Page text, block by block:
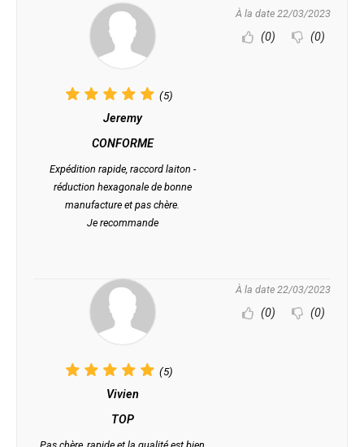
(5)
Jeremy
CONFORME
Expédition rapide, raccord laiton -
réduction hexagonale de bonne
manufacture et pas chère.
Je recommande
À la date 22/03/2023
(0) (0)
(5)
Vivien
TOP
À la date 22/03/2023
(0) (0)